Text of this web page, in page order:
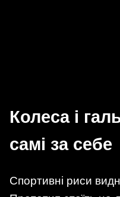
Колеса і
самі за себе
Спортивні риси